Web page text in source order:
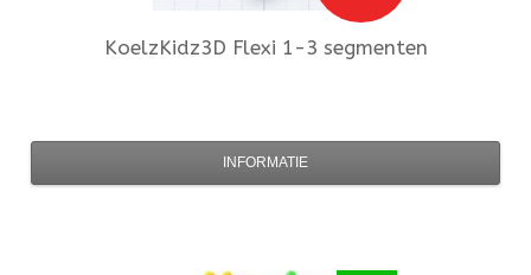
KoelzKidz3D Flexi 1-3 segmenten
INFORMATIE